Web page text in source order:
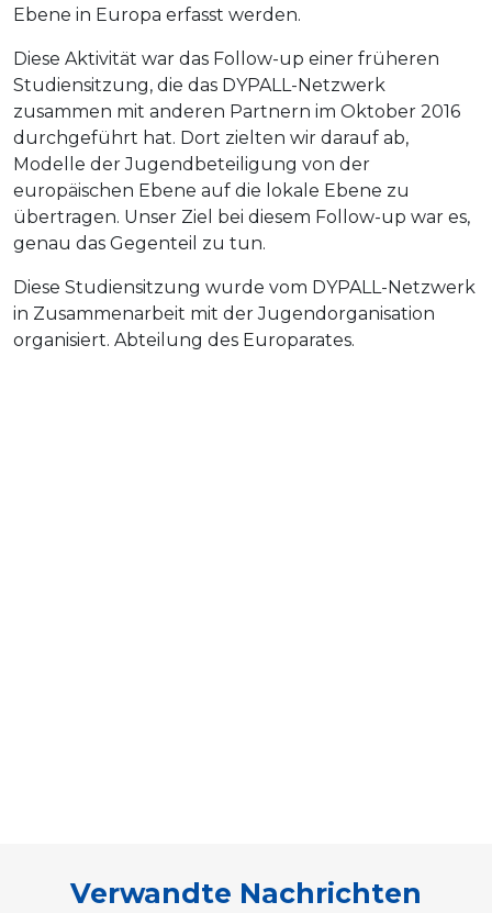
Ebene in Europa erfasst werden.
Diese Aktivität war das Follow-up einer früheren
Studiensitzung, die das DYPALL-Netzwerk
zusammen mit anderen Partnern im Oktober 2016
durchgeführt hat. Dort zielten wir darauf ab,
Modelle der Jugendbeteiligung von der
europäischen Ebene auf die lokale Ebene zu
übertragen. Unser Ziel bei diesem Follow-up war es,
genau das Gegenteil zu tun.
Diese Studiensitzung wurde vom DYPALL-Netzwerk
in Zusammenarbeit mit der Jugendorganisation
organisiert. Abteilung des Europarates.
Verwandte Nachrichten